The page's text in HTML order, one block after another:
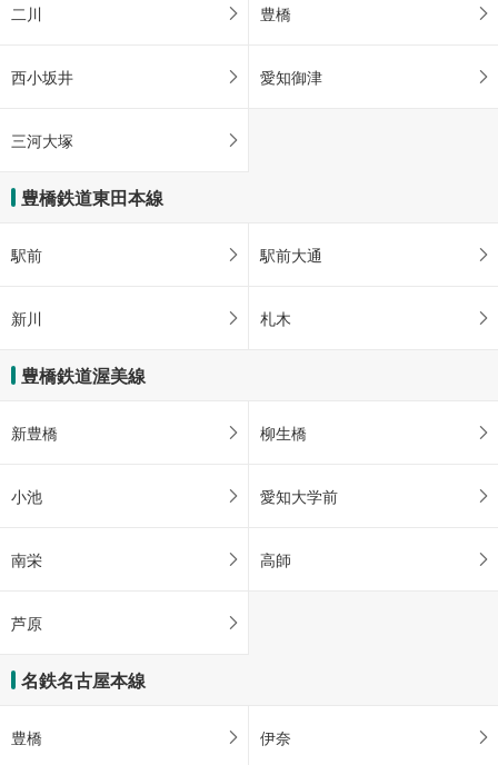
二川 豊橋
西小坂井 愛知御津
三河大塚
豊橋鉄道東田本線
駅前 駅前大通
新川 札木
豊橋鉄道渥美線
新豊橋 柳生橋
小池 愛知大学前
南栄 高師
芦原
名鉄名古屋本線
豊橋 伊奈